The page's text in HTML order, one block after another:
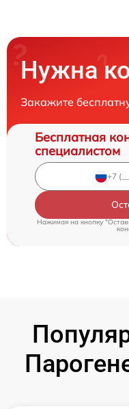
Нужна
Закажите
Бесплатная
специалистом
Нажимая на кнопку